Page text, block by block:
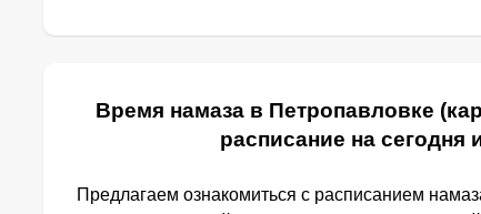
Время намаза в Петропавловке
расписание на сегодня
Предлагаем ознакомиться с расписанием